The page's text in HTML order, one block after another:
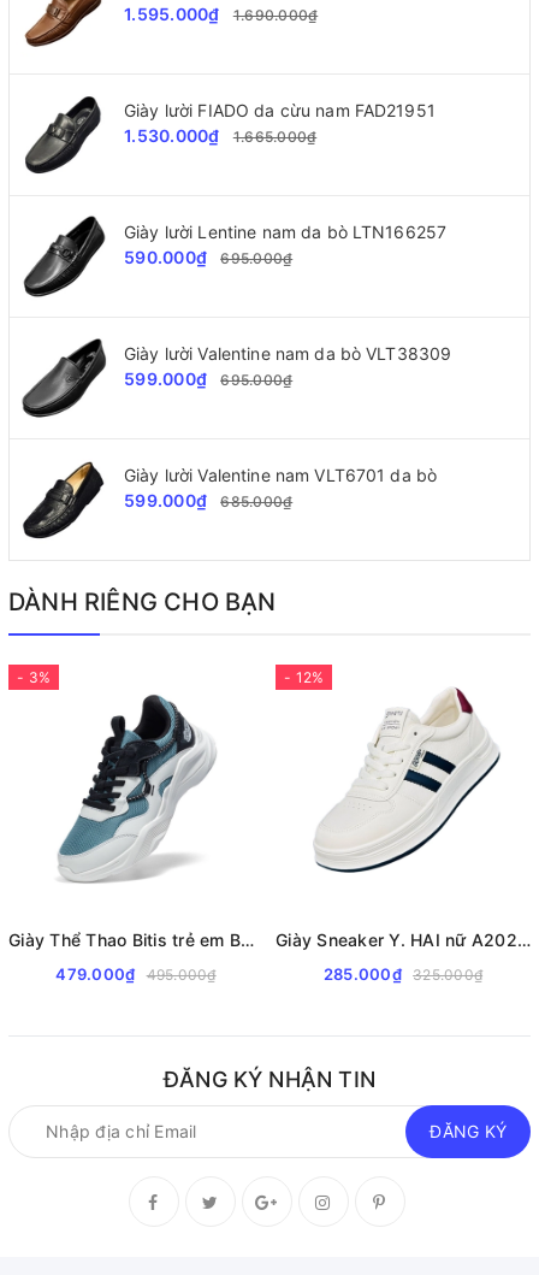
1.595.000₫
1.690.000₫
Giày lười FIADO da cừu nam FAD21951
1.530.000₫
1.665.000₫
Giày lười Lentine nam da bò LTN166257
590.000₫
695.000₫
Giày lười Valentine nam da bò VLT38309
599.000₫
695.000₫
Giày lười Valentine nam VLT6701 da bò
599.000₫
685.000₫
DÀNH RIÊNG CHO BẠN
- 3%
Giày Thể Thao Bitis trẻ em BSB009000
479.000₫ 495.000₫
- 12%
Giày Sneaker Y. HAI nữ A2028 da xịn cao cấp
285.000₫ 325.000₫
ĐĂNG KÝ NHẬN TIN
ĐĂNG KÝ